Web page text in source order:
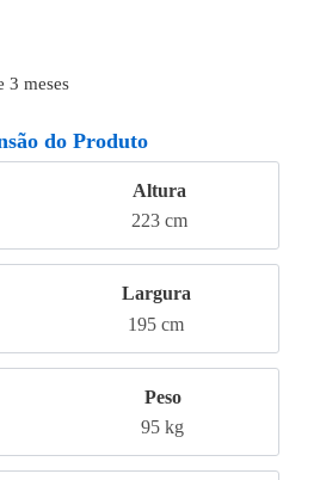
3 meses
do Produto
Altura
223 cm
Largura
195 cm
Peso
95 kg